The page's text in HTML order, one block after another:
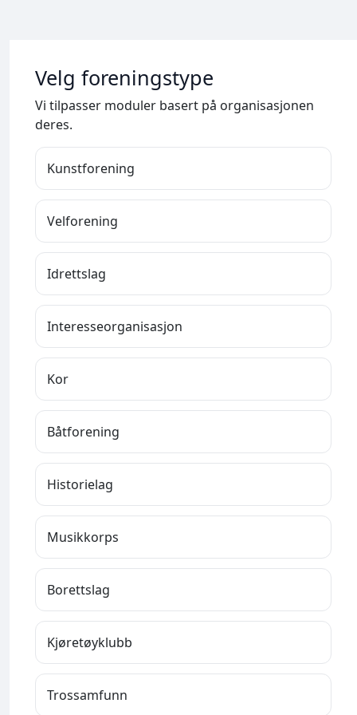
Velg foreningstype
Vi tilpasser moduler basert på organisasjonen
deres.
Kunstforening
Velforening
Idrettslag
Interesseorganisasjon
Kor
Båtforening
Historielag
Musikkorps
Borettslag
Kjøretøyklubb
Trossamfunn